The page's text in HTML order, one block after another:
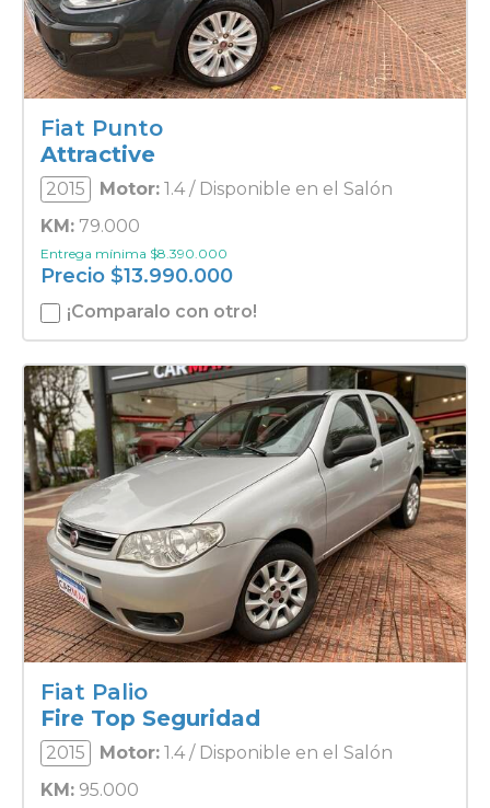
Fiat Punto
Attractive
2015 Motor: 1.4 / Disponible en el Salón
KM: 79.000
Entrega mínima $8.390.000
Precio $13.990.000
¡Comparalo con otro!
Fiat Palio
Fire Top Seguridad
2015 Motor: 1.4 / Disponible en el Salón
KM: 95.000